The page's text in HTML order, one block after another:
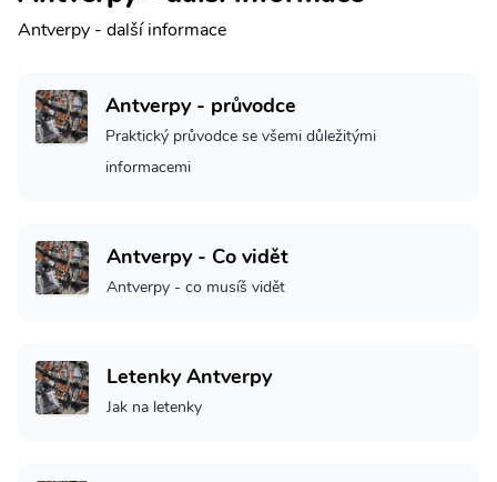
Antverpy - další informace
Antverpy - průvodce
Praktický průvodce se všemi důležitými
informacemi
Antverpy - Co vidět
Antverpy - co musíš vidět
Letenky Antverpy
Jak na letenky